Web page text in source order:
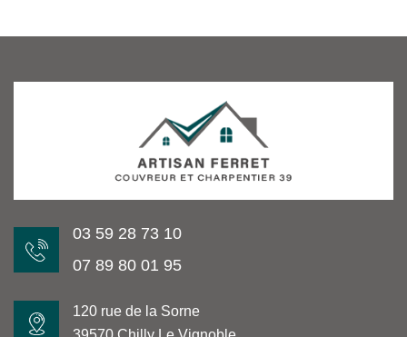
03 59 28 73 10
07 89 80 01 95
120 rue de la Sorne